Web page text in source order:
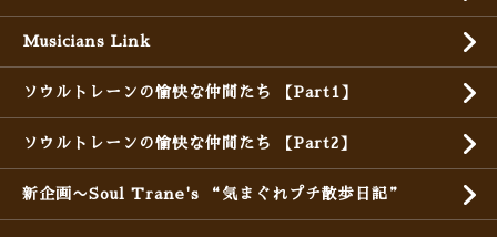
Musicians Link
ソウルトレーンの愉快な仲間たち 【Part1】
ソウルトレーンの愉快な仲間たち 【Part2】
新企画〜Soul Trane's “気まぐれプチ散歩日記”